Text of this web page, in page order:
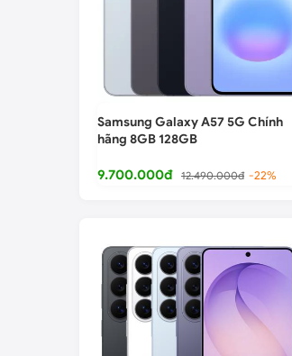
Samsung Galaxy A57 5G Chính
hãng 8GB 128GB
9.700.000đ 12.490.000đ -22%